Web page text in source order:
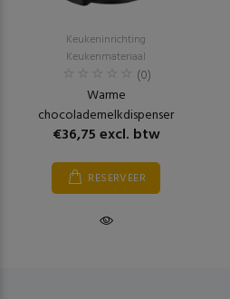
Keukeninrichting
Keukenmateriaal
(0)
Warme
chocolademelkdispenser
€36,75 excl. btw
RESERVEER